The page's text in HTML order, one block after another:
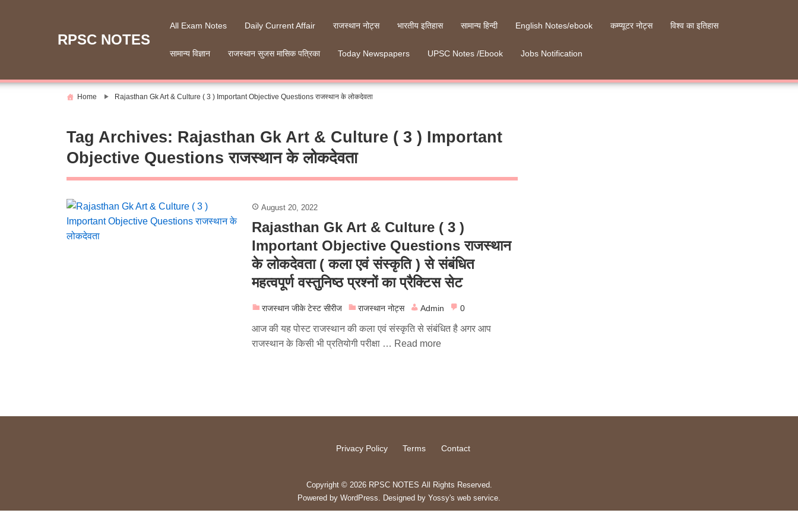
RPSC NOTES
All Exam Notes Daily Current Affair राजस्थान नोट्स भारतीय इतिहास सामान्य हिन्दी English Notes/ebook कम्प्यूटर नोट्स विश्व का इतिहास
सामान्य विज्ञान राजस्थान सुजस मासिक पत्रिका Today Newspapers UPSC Notes /Ebook Jobs Notification
Home Rajasthan Gk Art & Culture ( 3 ) Important Objective Questions राजस्थान के लोकदेवता
Tag Archives: Rajasthan Gk Art & Culture ( 3 ) Important
Objective Questions राजस्थान के लोकदेवता
August 20, 2022
Rajasthan Gk Art & Culture ( 3 )
Important Objective Questions राजस्थान
के लोकदेवता ( कला एवं संस्कृति ) से संबंधित
महत्वपूर्ण वस्तुनिष्ठ प्रश्नों का प्रैक्टिस सेट
राजस्थान जीके टेस्ट सीरीज राजस्थान नोट्स Admin 0
आज की यह पोस्ट राजस्थान की कला एवं संस्कृति से संबंधित है अगर आप
राजस्थान के किसी भी प्रतियोगी परीक्षा … Read more
Privacy Policy Terms Contact
Copyright © 2026 RPSC NOTES All Rights Reserved.
Powered by WordPress. Designed by Yossy's web service.